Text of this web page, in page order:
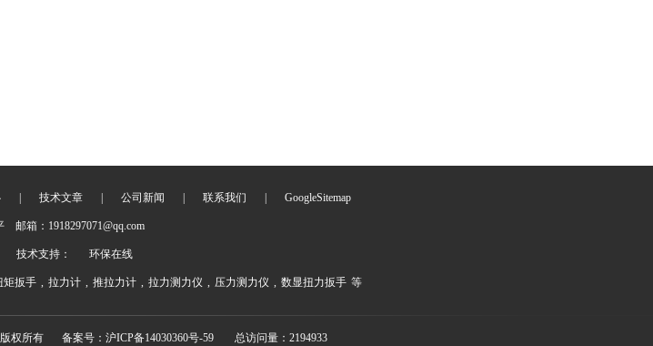
技术文章 公司新闻 联系我们 GoogleSitemap
邮箱：1918297071@qq.com
技术支持： 环保在线
矩扳手 , 拉力计 , 推拉力计 , 拉力测力仪 , 压力测力仪 , 数显扭力扳手 等
权所有 备案号：沪ICP备14030360号-59 总访问量：2194933